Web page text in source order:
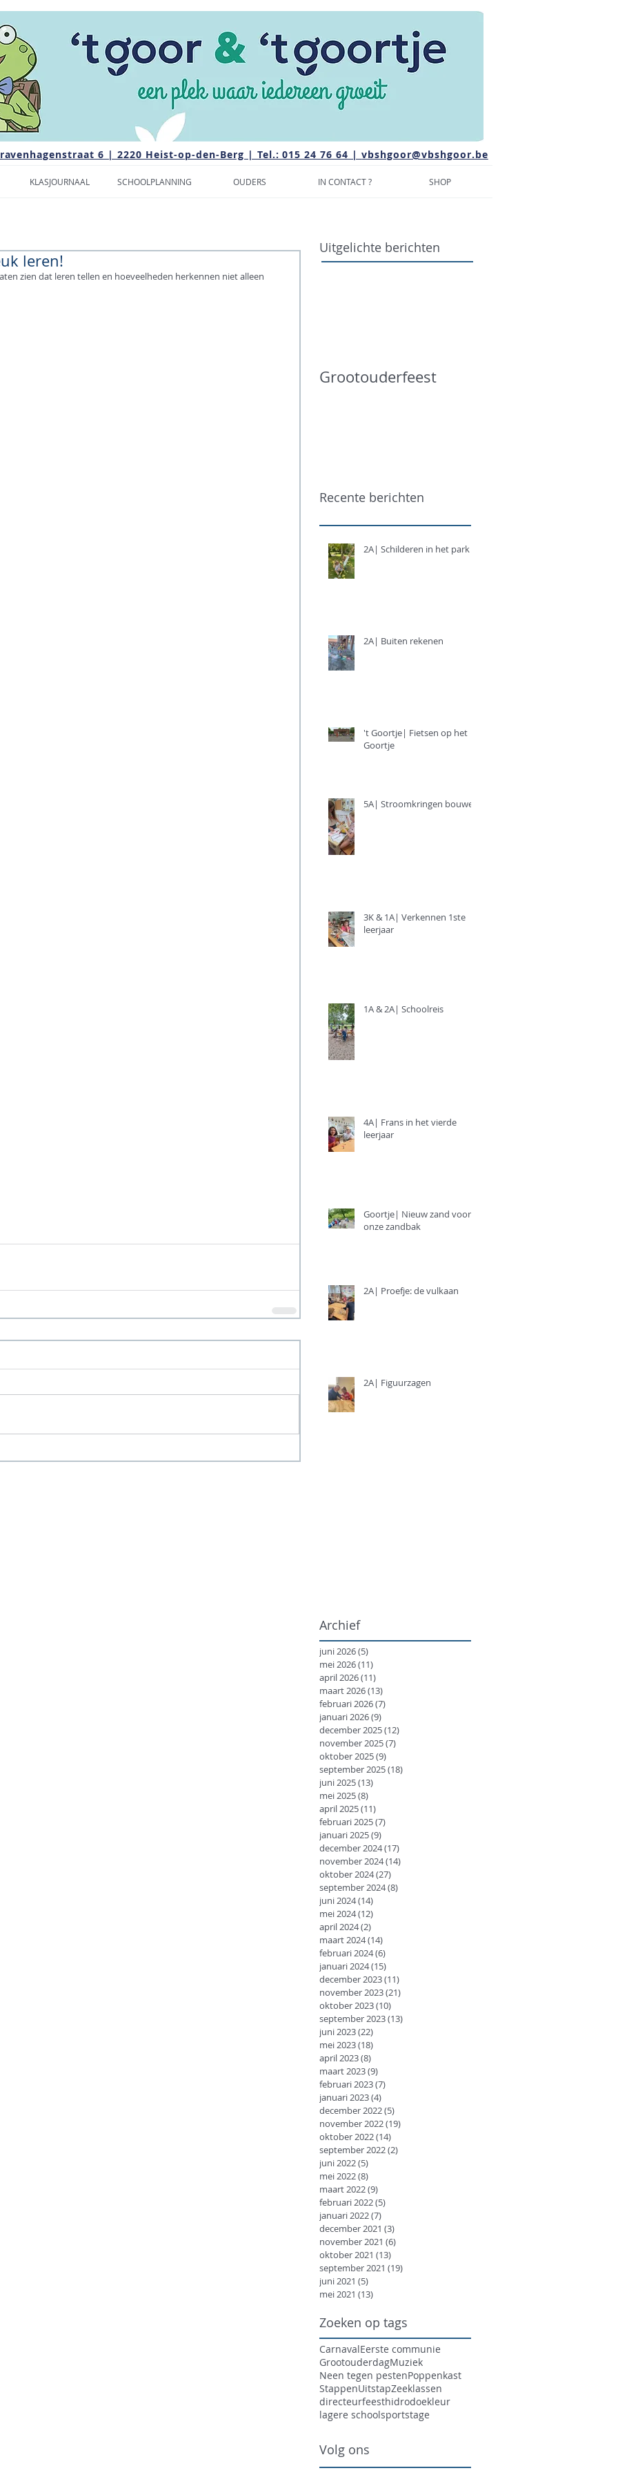
6 | 2220 Heist-op-den-Berg | Tel.: 015 24 76 64 |vbshgoor@vbshgoor.be
KLASJOURNAAL SCHOOLPLANNING OUDERS IN CONTACT ? SHOP
leren!
zien dat leren tellen en hoeveelheden herkennen niet alleen
Uitgelichte berichten
Grootouderfeest
Recente berichten
2A| Schilderen in het park
2A| Buiten rekenen
't Goortje| Fietsen op het
Goortje
5A| Stroomkringen bouwen
3K & 1A| Verkennen 1ste
leerjaar
1A & 2A| Schoolreis
4A| Frans in het vierde
leerjaar
Goortje| Nieuw zand voor
onze zandbak
2A| Proefje: de vulkaan
2A| Figuurzagen
Archief
juni 2026(5)
mei 2026(11)
april 2026(11)
maart 2026(13)
februari 2026(7)
januari 2026(9)
december 2025(12)
november 2025(7)
oktober 2025(9)
september 2025(18)
juni 2025(13)
mei 2025(8)
april 2025(11)
februari 2025(7)
januari 2025(9)
december 2024(17)
november 2024(14)
oktober 2024(27)
september 2024(8)
juni 2024(14)
mei 2024(12)
april 2024(2)
maart 2024(14)
februari 2024(6)
januari 2024(15)
december 2023(11)
november 2023(21)
oktober 2023(10)
september 2023(13)
juni 2023(22)
mei 2023(18)
april 2023(8)
maart 2023(9)
februari 2023(7)
januari 2023(4)
december 2022(5)
november 2022(19)
oktober 2022(14)
september 2022(2)
juni 2022(5)
mei 2022(8)
maart 2022(9)
februari 2022(5)
januari 2022(7)
december 2021 (3)
november 2021 (6)
oktober 2021 (13)
september 2021 (19)
juni 2021 (5)
mei 2021 (13)
Zoeken op tags
CarnavalEerste communie
GrootouderdagMuziek
Neen tegen pestenPoppenkast
StappenUitstapZeeklassen
directeurfeesthidrodoekleur
lagere schoolsportstage
Volg ons